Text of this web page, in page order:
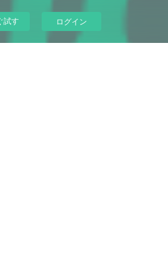
試す ログイン